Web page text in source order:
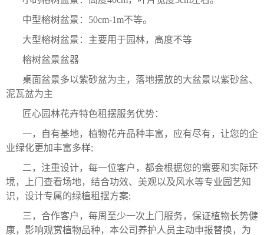
中型榕树盆景：50cm-1m不等。
大型榕树盆景：主要用于园林，高度不等
榕树盆景盆器
桌面盆景多以紫砂盆为主，落地摆放的大盆景以紫砂盆、
泥瓦盆为主
匠心园林花卉特色租摆服务优势：
一，自有基地，植物花卉品种丰富，应有尽有，让您的企
业绿化更加丰富多样;
二，注重设计，每一位客户，都会根据您的需要和实际环
境，上门查看场地，结合功效、美观以及风水等专业园艺知
识，设计专属的绿植租摆方案;
三，合作客户，每周至少一次上门服务，保证植物长势健
康，影响观赏植物品种，本公司养护人员主动申报替换，为